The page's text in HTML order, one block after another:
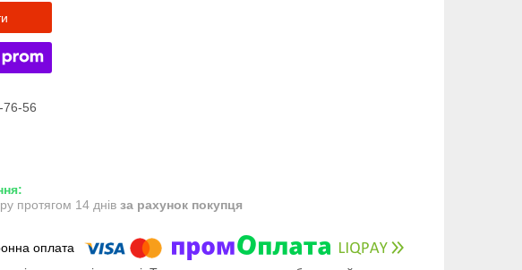
76-56
протягом 14 днів за рахунок покупця